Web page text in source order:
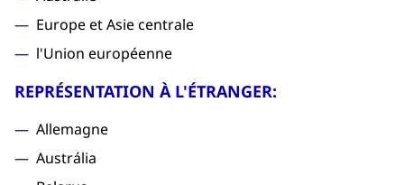
Europe et Asie centrale
l'Union européenne
REPRÉSENTATION À L'ÉTRANGER:
Allemagne
Austrália